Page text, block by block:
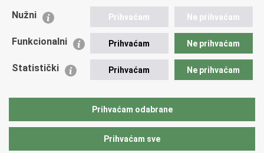
Udruge
Policijska akademija
Zaklada policijske solidarnosti
Vučetić"
Nužni Prihvaćam Ne prihvaćam
Funkcionalni Prihvaćam Ne prihvaćam
Statistički Prihvaćam Ne prihvaćam
Prihvaćam odabrane
Prihvaćam sve